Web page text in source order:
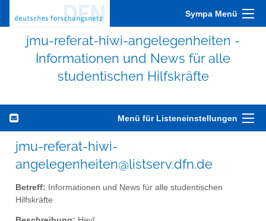
Sympa Menü
jmu-referat-hiwi-angelegenheiten -
Informationen und News für alle
studentischen Hilfskräfte
Menü für Listeneinstellungen
jmu-referat-hiwi-
angelegenheiten@listserv.dfn.de
Betreff: Informationen und News für alle studentischen
Hilfskräfte